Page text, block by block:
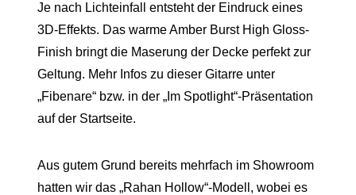
Je nach Lichteinfall entsteht der Eindruck eines
3D-Effekts. Das warme Amber Burst High Gloss-
Finish bringt die Maserung der Decke perfekt zur
Geltung. Mehr Infos zu dieser Gitarre unter
„Fibenare“ bzw. in der „Im Spotlight“-Präsentation
auf der Startseite.
Aus gutem Grund bereits mehrfach im Showroom
hatten wir das „Rahan Hollow“-Modell, wobei es